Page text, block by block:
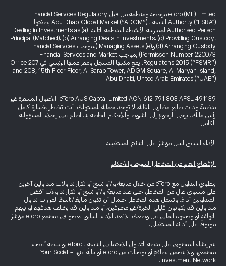
eToro (ME) Limited مرخصة ومنظمة من قبل Financial Services Regulatory
Authority ("FSRA") التابعة لـ Abu Dhabi Global Market (“ADGM”) بصفتها
Authorised Person لممارسة الأنشطة المنظمة التالية: (a) Dealing in Investments as
Principal (Matched)، (b) Arranging Deals in Investments، (c) Providing Custody،
(d) Arranging Custody و(e) Managing Assets (بموجب Financial Services
Permission Number 220073) بموجب Financial Services and Market
Regulations 2015 (“FSMR”). يقع مكتبها المسجل ومقر عملها الرئيسي في Office 207
and 208, 15th Floor Floor, Al Sarab Tower, ADGM Square, Al Maryah Island,
Abu Dhabi, United Arab Emirates (“UAE”).
eToro AUS Capital Limited ACN 612 791 803 AFSL 491139. الأصول المشفرة غير
منظمة وذات طابع مضاربي للغاية. لا توجد حماية للمستهلك. أنت تخاطر بخسارة كامل
رأس مالك. يرجى الرجوع إلى الشروط والأحكام الخاصة بنا. اطلع على إخلاء المسؤولية
الكامل
الأداء السابق ليس مؤشرًا على النتائج المستقبلية.
الإفصاح العام عن المخاطر الشروط والأحكام
ينطوي التداول مع eToro من خلال متابعة و/أو نسخ أو تكرار تداولات متداولين آخرين
على مستوى عالٍ من المخاطر، حتى عند متابعة و/أو نسخ أو تكرار تداولات أفضل
المتداولين أداءً. وتشمل هذه المخاطر احتمال أن تكون متابعًا/ناسخًا لقرارات تداول
متداولين قد يكونون قليلي الخبرة/غير محترفين، أو متداولين قد يختلف هدفهم أو نيتهم
النهائية أو وضعهم المالي عن وضعك. لا يُعد الأداء السابق لعضو في مجتمع eToro مؤشرًا
موثوقًا على أدائه المستقبلي.
يتم إنشاء المحتوى على منصة التداول الاجتماعي التابعة لـ eToro بواسطة أعضاء
مجتمعها ولا يتضمن نصائح أو توصيات من eToro أو نيابةً عنها - Your Social
Investment Network.